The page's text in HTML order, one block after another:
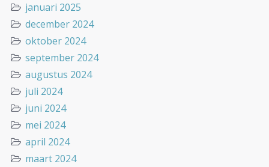
januari 2025
december 2024
oktober 2024
september 2024
augustus 2024
juli 2024
juni 2024
mei 2024
april 2024
maart 2024